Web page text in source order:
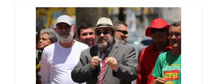
Galeria de Mídias